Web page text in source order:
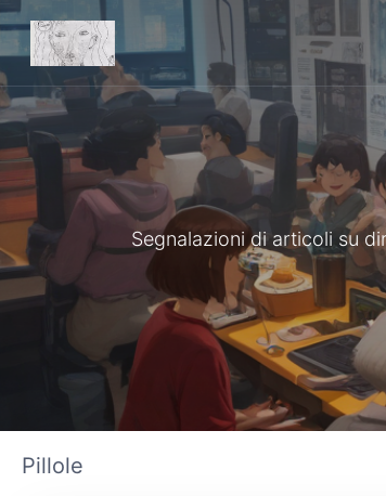
Segnalazioni di articoli su
Pillole